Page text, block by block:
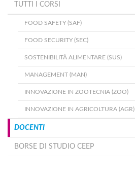
TUTTI I CORSI
FOOD SAFETY (SAF)
FOOD SECURITY (SEC)
SOSTENIBILITÀ ALIMENTARE (SUS)
MANAGEMENT (MAN)
INNOVAZIONE IN ZOOTECNIA (ZOO)
INNOVAZIONE IN AGRICOLTURA (AGR)
DOCENTI
BORSE DI STUDIO CEEP